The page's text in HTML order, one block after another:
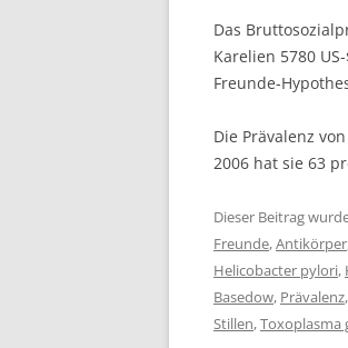
Das
Karelien 5780
Freunde-
Die Prävalenz
2006 hat sie 63
Dieser Beitrag
Freunde,Antikörper
Helicobacter pylori,
Basedow, Prävalenz,
Stillen,Toxoplasma